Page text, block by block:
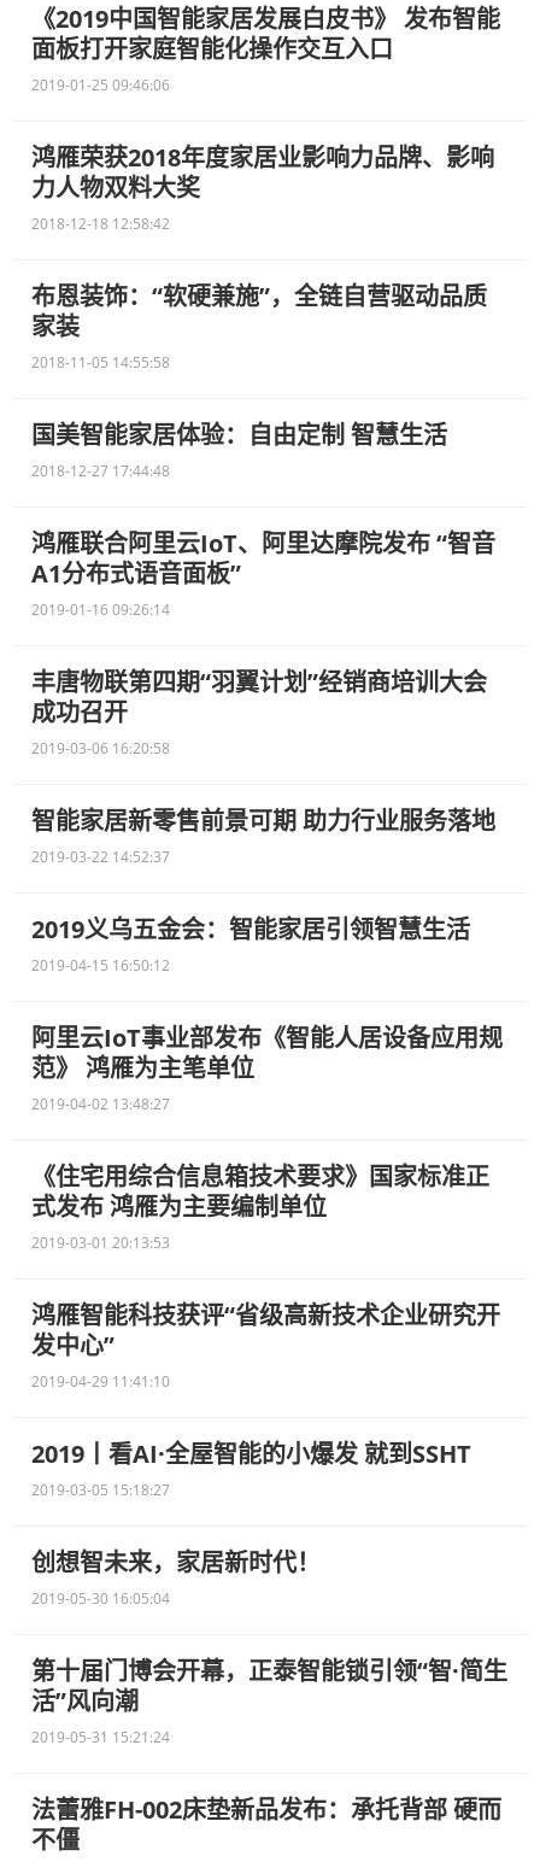
《2019中国智能家居发展白皮书》 发布智能
面板打开家庭智能化操作交互入口
2019-01-25 09:46:06
鸿雁荣获2018年度家居业影响力品牌、影响
力人物双料大奖
2018-12-18 12:58:42
布恩装饰：“软硬兼施”，全链自营驱动品质
家装
2018-11-05 14:55:58
国美智能家居体验：自由定制 智慧生活
2018-12-27 17:44:48
鸿雁联合阿里云IoT、阿里达摩院发布 “智音
A1分布式语音面板”
2019-01-16 09:26:14
丰唐物联第四期“羽翼计划”经销商培训大会
成功召开
2019-03-06 16:20:58
智能家居新零售前景可期 助力行业服务落地
2019-03-22 14:52:37
2019义乌五金会：智能家居引领智慧生活
2019-04-15 16:50:12
阿里云IoT事业部发布《智能人居设备应用规
范》 鸿雁为主笔单位
2019-04-02 13:48:27
《住宅用综合信息箱技术要求》国家标准正
式发布 鸿雁为主要编制单位
2019-03-01 20:13:53
鸿雁智能科技获评“省级高新技术企业研究开
发中心”
2019-04-29 11:41:10
2019丨看AI·全屋智能的小爆发 就到SSHT
2019-03-05 15:18:27
创想智未来，家居新时代！
2019-05-30 16:05:04
第十届门博会开幕，正泰智能锁引领“智·简生
活”风向潮
2019-05-31 15:21:24
法蕾雅FH-002床垫新品发布：承托背部 硬而
不僵